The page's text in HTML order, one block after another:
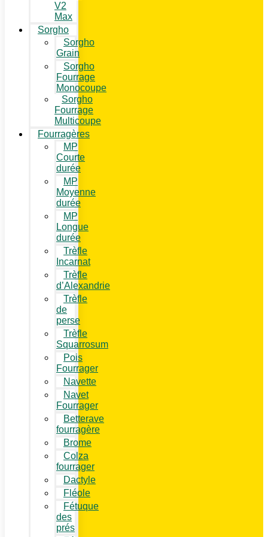
V2
Max
Sorgho
Sorgho
Grain
Sorgho
Fourrage
Monocoupe
Sorgho
Fourrage
Multicoupe
Fourragères
MP
Courte
durée
MP
Moyenne
durée
MP
Longue
durée
Trèfle
Incarnat
Trèfle
d’Alexandrie
Trèfle
de
perse
Trèfle
Squarrosum
Pois
Fourrager
Navette
Navet
Fourrager
Betterave
fourragère
Brome
Colza
fourrager
Dactyle
Fléole
Fétuque
des
prés